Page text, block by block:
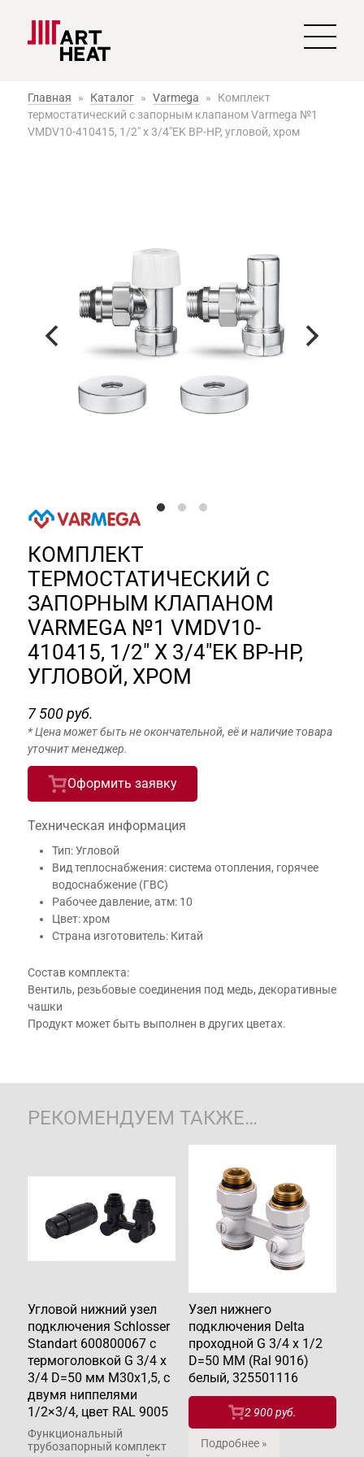
Главная » Каталог » Varmega »
Комплект
термостатический с запорным клапаном Varmega №1
VMDV10-410415, 1/2" x 3/4"EK ВР-НР, угловой, хром
КОМПЛЕКТ
ТЕРМОСТАТИЧЕСКИЙ С
ЗАПОРНЫМ КЛАПАНОМ
VARMEGA №1 VMDV10-
410415, 1/2" X 3/4"EK ВР-НР,
УГЛОВОЙ, ХРОМ
7 500 руб.
* Цена может быть не окончательной, её и наличие товара
уточнит менеджер.
Оформить заявку
Техническая информация
Тип: Угловой
Вид теплоснабжения: система отопления, горячее
водоснабжение (ГВС)
Рабочее давление, атм: 10
Цвет: хром
Страна изготовитель: Китай
Состав комплекта:
Вентиль, резьбовые соединения под медь, декоративные
чашки
Продукт может быть выполнен в других цветах.
РЕКОМЕНДУЕМ ТАКЖЕ…
Угловой нижний узел
подключения Schlosser
Standart 600800067 с
термоголовкой G 3/4 x
3/4 D=50 мм M30x1,5, с
двумя ниппелями
1/2×3/4, цвет RAL 9005
Функциональный
трубозапорный комплект
Узел нижнего
подключения Delta
проходной G 3/4 x 1/2
D=50 MM (Ral 9016)
белый, 325501116
2 900 руб.
Подробнее »